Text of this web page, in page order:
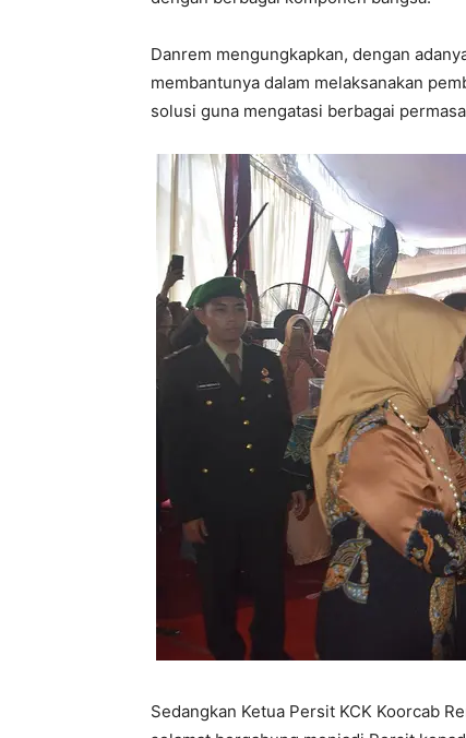
Danrem mengungkapkan, dengan
membantunya dalam melaksanakan
solusi guna mengatasi berbagai
Sedangkan Ketua Persit KCK Koorcab